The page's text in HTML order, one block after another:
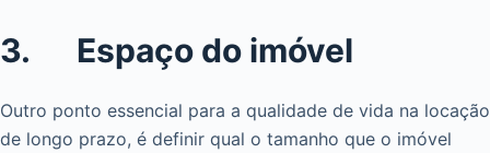
3. Espaço do imóvel
Outro ponto essencial para a qualidade de vida na locação
de longo prazo, é definir qual o tamanho que o imóvel